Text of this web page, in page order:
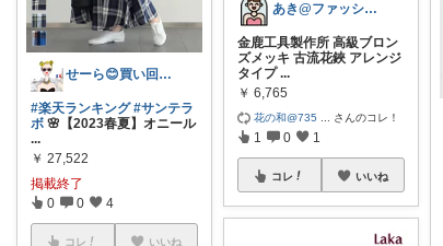
せーら😊買い回り中🛒
#楽天ランキング #サンテラ
ボ 🌸【2023春夏】オニール
...
￥ 27,522
掲載終了
0 0 4
コレ いいね
あき@ファッションと旅好きママ
金鹿工具製作所 高級ブロン
ズメッキ 古流花鋏 アレンジ
タイプ...
￥ 6,765
花の和@735 さんのコレ！
1 0 1
コレ いいね